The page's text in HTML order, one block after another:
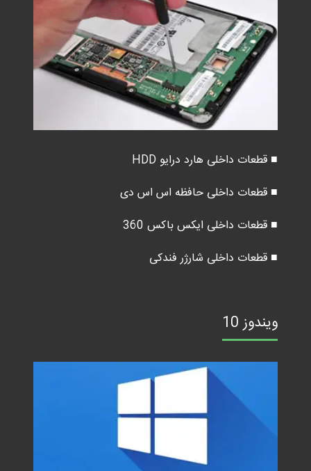
■ قطعات داخلی هارد درایو HDD
■ قطعات داخلی حافظه اس اس دی
■ قطعات داخلی ایکس باکس 360
■ قطعات داخلی شارژر فندکی
ویندوز 10